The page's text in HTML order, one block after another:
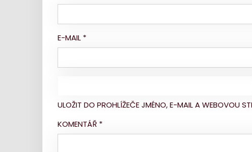
E-MAIL *
ULOŽIT DO PROHLÍŽEČE JMÉNO, E-MAIL A WEBOVOU
KOMENTÁŘ *